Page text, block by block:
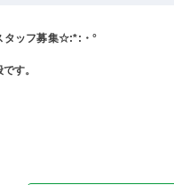
タッフ募集☆:*:・°
す。